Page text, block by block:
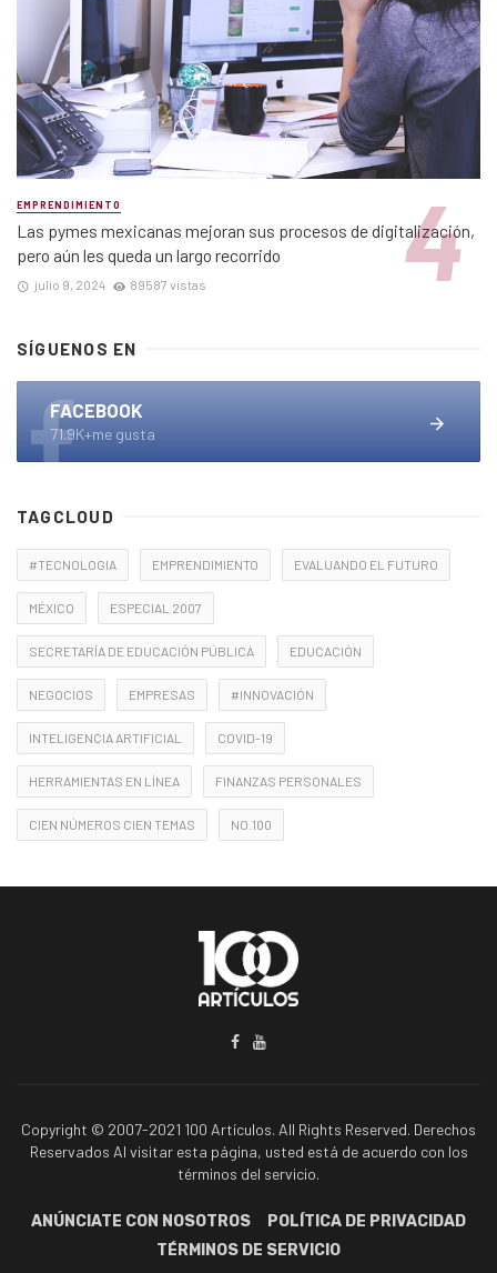
EMPRENDIMIENTO
Las pymes mexicanas mejoran sus procesos de digitalización,
pero aún les queda un largo recorrido
julio 9, 2024 89587 vistas
SÍGUENOS EN
FACEBOOK
71.9K+me gusta
TAGCLOUD
#TECNOLOGIA EMPRENDIMIENTO EVALUANDO EL FUTURO
MÉXICO ESPECIAL 2007
SECRETARÍA DE EDUCACIÓN PÚBLICA EDUCACIÓN
NEGOCIOS EMPRESAS #INNOVACIÓN
INTELIGENCIA ARTIFICIAL COVID-19
HERRAMIENTAS EN LÍNEA FINANZAS PERSONALES
CIEN NÚMEROS CIEN TEMAS NO.100
Copyright © 2007-2021 100 Artículos. All Rights Reserved. Derechos
Reservados Al visitar esta página, usted está de acuerdo con los
términos del servicio.
ANÚNCIATE CON NOSOTROS
POLÍTICA DE PRIVACIDAD
TÉRMINOS DE SERVICIO